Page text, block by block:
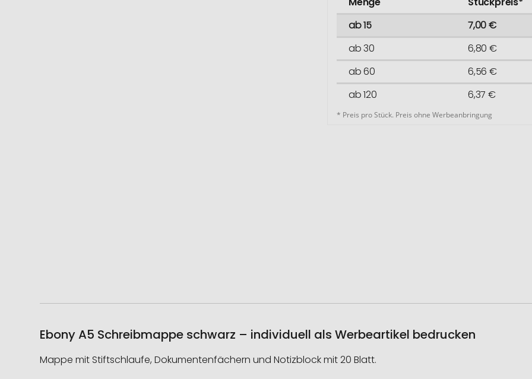
ab 15
7,00 €
ab 30
6,80 €
ab 60
6,56 €
ab 120
6,37 €
* Preis pro Stück. Preis ohne Werbeanbringung
Ebony A5 Schreibmappe schwarz – individuell als Werbeartikel bedrucken
Mappe mit Stiftschlaufe, Dokumentenfächern und Notizblock mit 20 Blatt.